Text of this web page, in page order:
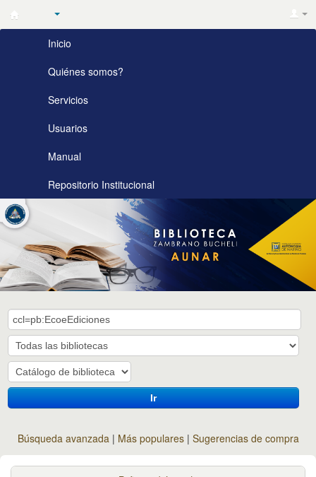
Biblioteca
Zambrano
Bucheli
AUNAR
Inicio
Quiénes somos?
Servicios
Usuarios
Manual
Repositorio Institucional
Ir
Búsqueda avanzada Más populares Sugerencias de compra